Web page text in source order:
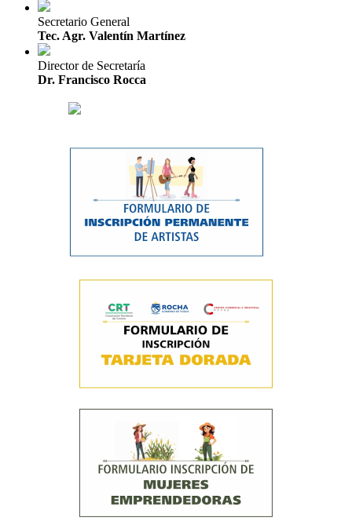
Secretario General
Tec. Agr. Valentín Martínez
Director de Secretaría
Dr. Francisco Rocca